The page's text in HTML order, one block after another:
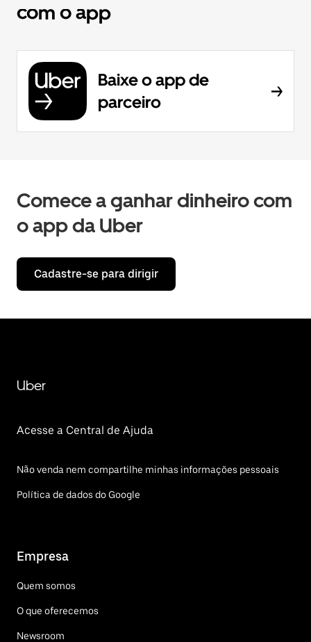
com o app
Baixe o app de
parceiro
Comece a ganhar dinheiro com
o app da Uber
Cadastre-se para dirigir
Uber
Acesse a Central de Ajuda
Não venda nem compartilhe minhas informações pessoais
Política de dados do Google
Empresa
Quem somos
O que oferecemos
Newsroom